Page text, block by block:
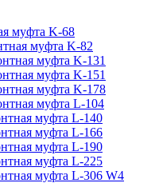
муфта K-68
муфта K-82
муфта K-131
муфта K-151
муфта K-178
муфта L-104
муфта L-140
муфта L-166
муфта L-190
муфта L-225
муфта L-306 W4